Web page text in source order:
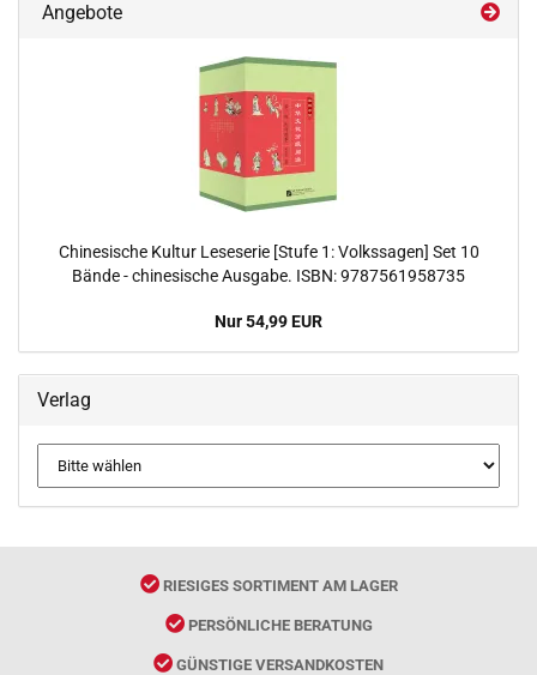
Angebote
Chinesische Kultur Leseserie [Stufe 1: Volkssagen] Set 10
Bände - chinesische Ausgabe. ISBN: 9787561958735
Nur 54,99 EUR
Verlag
RIESIGES SORTIMENT AM LAGER
PERSÖNLICHE BERATUNG
GÜNSTIGE VERSANDKOSTEN